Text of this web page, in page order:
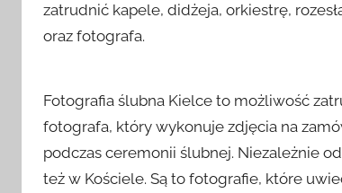
zatrudnić kapele, didżeja, orkiestrę,
oraz fotografa.
Fotografia ślubna Kielce to możliwość
fotografa, który wykonuje zdjęcia na
podczas ceremonii ślubnej. Niezależnie
też w Kościele. Są to fotografie, które